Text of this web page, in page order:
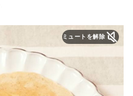
ミュートを解除